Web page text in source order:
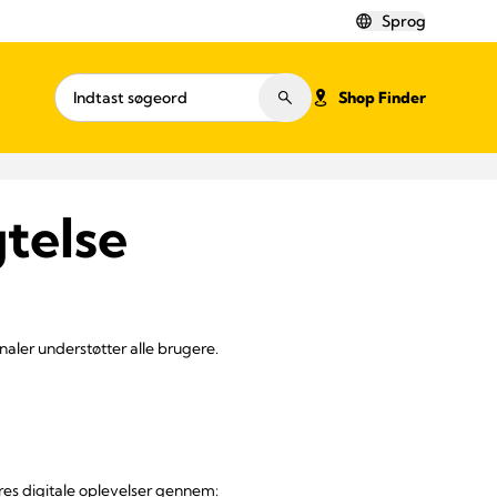
Sprog
Shop Finder
understøtter alle brugere.
digitale oplevelser gennem: